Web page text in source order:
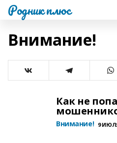
Родник плюс
Внимание!
Как не
Внимание! 9 ИЮЛЯ